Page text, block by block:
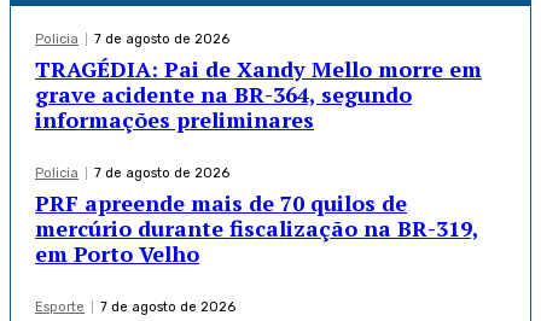
Policia 7 de agosto de 2026
TRAGÉDIA: Pai de Xandy Mello morre em
grave acidente na BR-364, segundo
informações preliminares
Policia 7 de agosto de 2026
PRF apreende mais de 70 quilos de
mercúrio durante fiscalização na BR-319,
em Porto Velho
Esporte 7 de agosto de 2026